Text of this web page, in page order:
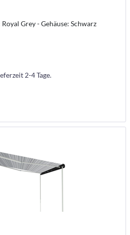
Grey - Gehäuse: Schwarz
2-4 Tage.